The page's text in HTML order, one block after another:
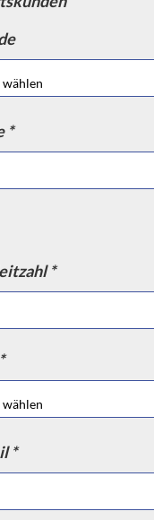
effizient zu lagern.
zu sparen und die
sind. Diese
sind in der
des jeweiligen
die Regale
gewartet und auf
bessere
Lasten lagern
*
*
*